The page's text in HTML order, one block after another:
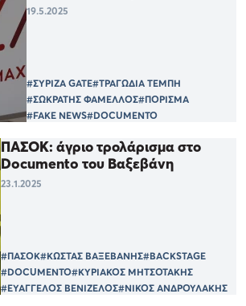
19.5.2025
#ΣΥΡΙΖΑ GATE#ΤΡΑΓΩΔΙΑ ΤΕΜΠΗ
#ΣΩΚΡΑΤΗΣ ΦΑΜΕΛΛΟΣ#ΠΟΡΙΣΜΑ
#FAKE NEWS#DOCUMENTO
ΠΑΣΟΚ: άγριο τρολάρισμα στο
Documento του Βαξεβάνη
23.1.2025
#ΠΑΣΟΚ#ΚΩΣΤΑΣ ΒΑΞΕΒΑΝΗΣ#BACKSTAGE
#DOCUMENTO#ΚΥΡΙΑΚΟΣ ΜΗΤΣΟΤΑΚΗΣ
#ΕΥΑΓΓΕΛΟΣ ΒΕΝΙΖΕΛΟΣ#ΝΙΚΟΣ ΑΝΔΡΟΥΛΑΚΗΣ